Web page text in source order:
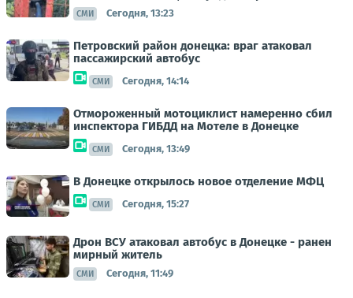
СМИ Сегодня, 13:23
Петровский район донецка: враг атаковал
пассажирский автобус
СМИ Сегодня, 14:14
Отмороженный мотоциклист намеренно сбил
инспектора ГИБДД на Мотеле в Донецке
СМИ Сегодня, 13:49
В Донецке открылось новое отделение МФЦ
СМИ Сегодня, 15:27
Дрон ВСУ атаковал автобус в Донецке - ранен
мирный житель
СМИ Сегодня, 11:49